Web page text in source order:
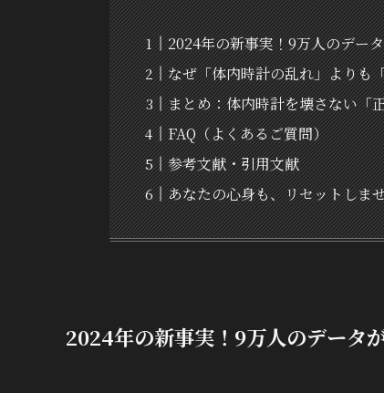
2024年の新事実！9万人のデー
なぜ「体内時計の乱れ」よりも
まとめ：体内時計を壊さない「
FAQ（よくあるご質問）
参考文献・引用文献
あなたの心身も、リセットしま
2024年の新事実！9万人のデータ